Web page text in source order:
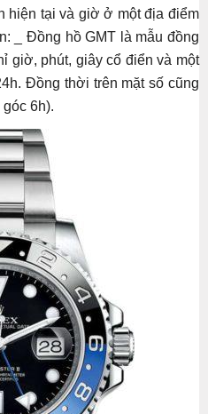
hiện tại và giờ ở một địa điểm
_ Đồng hồ GMT là mẫu đồng
giờ, phút, giây cổ điển và một
Đồng thời trên mặt số cũng
6h).